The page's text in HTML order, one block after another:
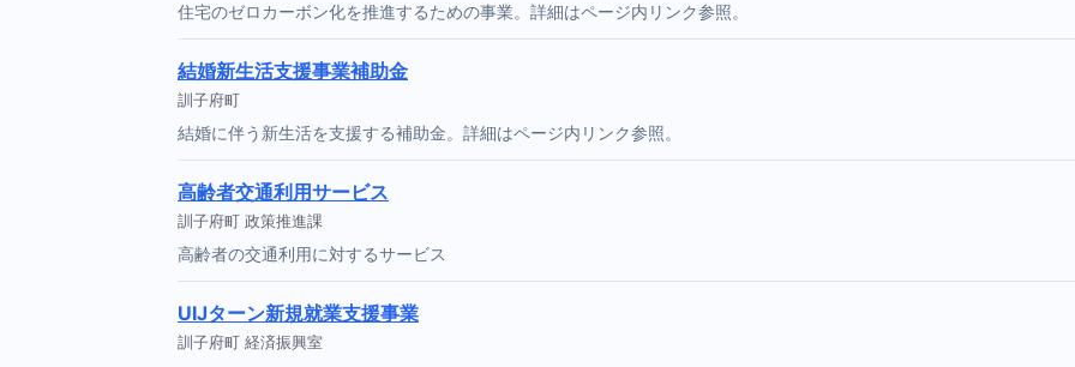
住宅のゼロカーボン化を推進するための事業。詳細はページ内リンク参照。
結婚新生活支援事業補助金
訓子府町
結婚に伴う新生活を支援する補助金。詳細はページ内リンク参照。
高齢者交通利用サービス
訓子府町 政策推進課
高齢者の交通利用に対するサービス
UIJターン新規就業支援事業
訓子府町 経済振興室